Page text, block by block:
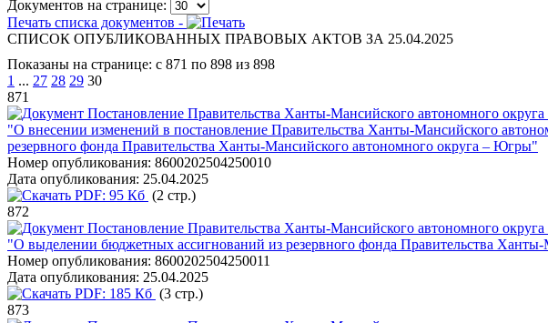
Документов на странице:
Печать списка документов -
СПИСОК ОПУБЛИКОВАННЫХ ПРАВОВЫХ АКТОВ ЗА 25.04.2025
Показаны на странице: с 871 по 898 из 898
1 ... 27 28 29 30
871
Постановление Правительства Ханты-Мансийского автономного
"О внесении изменений в постановление Правительства Ханты-Мансийского
резервного фонда Правительства Ханты-Мансийского автономного округа – Югры"
Номер опубликования: 8600202504250010
Дата опубликования: 25.04.2025
PDF: 95 Кб (2 стр.)
872
Постановление Правительства Ханты-Мансийского автономного
"О выделении бюджетных ассигнований из резервного фонда Правительства
Номер опубликования: 8600202504250011
Дата опубликования: 25.04.2025
PDF: 185 Кб (3 стр.)
873